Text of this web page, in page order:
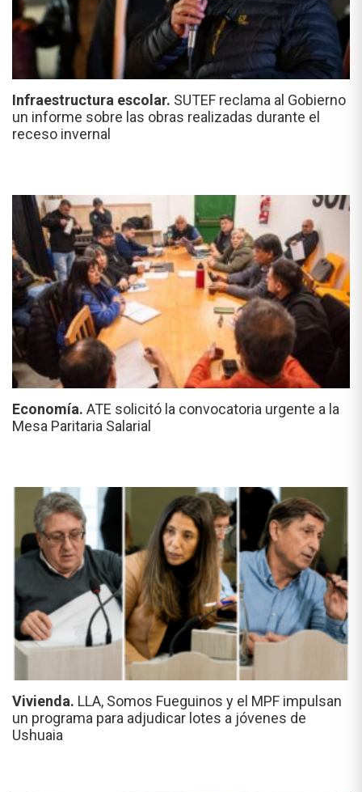
Infraestructura escolar. SUTEF reclama al Gobierno
un informe sobre las obras realizadas durante el
receso invernal
Economía. ATE solicitó la convocatoria urgente a la
Mesa Paritaria Salarial
Vivienda. LLA, Somos Fueguinos y el MPF impulsan
un programa para adjudicar lotes a jóvenes de
Ushuaia